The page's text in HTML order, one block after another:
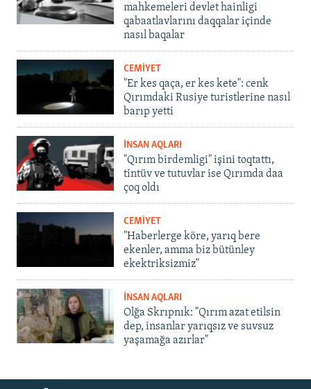
mahkemeleri devlet hainligi
qabaatlavlarını daqqalar içinde
nasıl baqalar
CEMİYET
"Er kes qaça, er kes kete": cenk
Qırımdaki Rusiye turistlerine nasıl
barıp yetti
İNSAN AQLARI
"Qırım birdemligi" işini toqtattı,
tintüv ve tutuvlar ise Qırımda daa
çoq oldı
CEMİYET
"Haberlerge köre, yarıq bere
ekenler, amma biz bütünley
ekektriksizmiz"
İNSAN AQLARI
Olğa Skrıpnık: "Qırım azat etilsin
dep, insanlar yarıqsız ve suvsuz
yaşamağa azırlar"